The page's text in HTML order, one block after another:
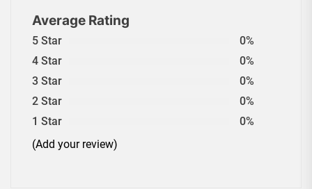
Average Rating
5 Star
0%
4 Star
0%
3 Star
0%
2 Star
0%
1 Star
0%
(Add your review)